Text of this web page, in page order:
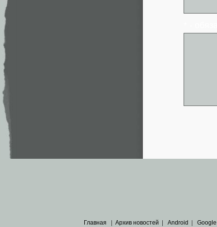
Главная Архив новостей Android Google